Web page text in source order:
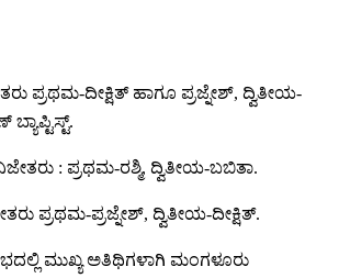
ಪ್ರಥಮ-ದೀಕ್ಷಿತ್ ಹಾಗೂ ಪ್ರಜ್ನೇಶ್, ದ್ವಿತೀಯ-
: ಪ್ರಥಮ-ರಶ್ಮಿ, ದ್ವಿತೀಯ-ಬಬಿತಾ.
ಪ್ರಥಮ-ಪ್ರಜ್ನೇಶ್, ದ್ವಿತೀಯ-ದೀಕ್ಷಿತ್.
ಮುಖ್ಯ ಅತಿಥಿಗಳಾಗಿ ಮಂಗಳೂರು